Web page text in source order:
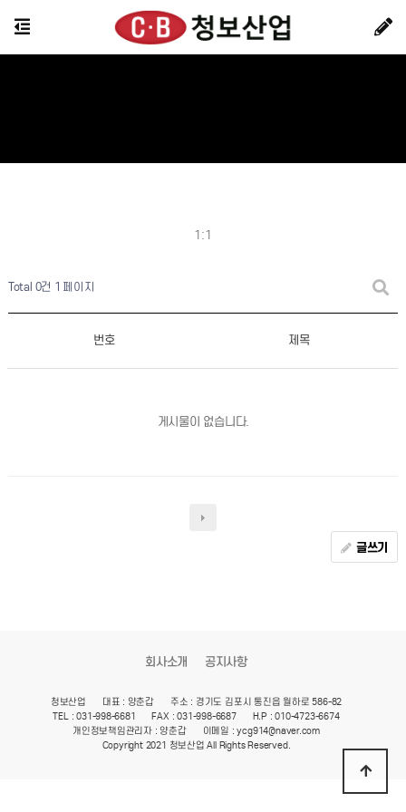
1:1
Total 0건 1 페이지
번호 제목
게시물이 없습니다.
글쓰기
회사소개 공지사항
청보산업 대표 : 양춘갑
주소 : 경기도 김포시 통진읍 월하로 586-82
TEL : 031-998-6681
FAX : 031-998-6687
H.P : 010-4723-6674
개인정보책임관리자 : 양춘갑
이메일 : ycg914@naver.com
Copyright 2021 청보산업 All Rights Reserved.